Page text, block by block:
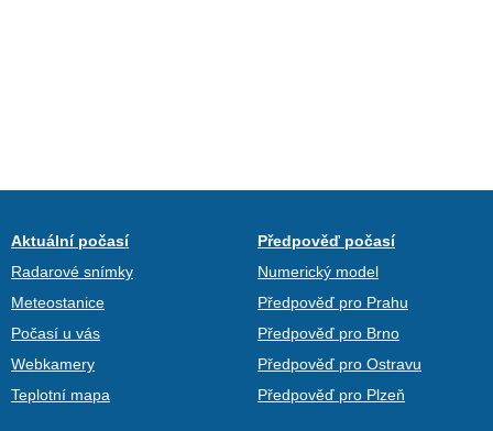
Aktuální počasí
Radarové snímky
Meteostanice
Počasí u vás
Webkamery
Teplotní mapa
Předpověď počasí
Numerický model
Předpověď pro Prahu
Předpověď pro Brno
Předpověď pro Ostravu
Předpověď pro Plzeň